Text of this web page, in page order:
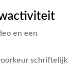
en een
schriftelijk